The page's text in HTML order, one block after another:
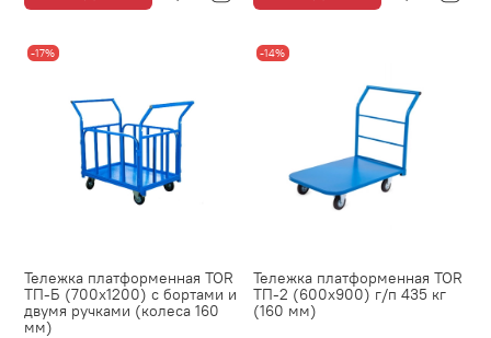
-17%
Тележка платформенная TOR
ТП-Б (700х1200) с бортами и
двумя ручками (колеса 160
мм)
-14%
Тележка платформенная TOR
ТП-2 (600х900) г/п 435 кг
(160 мм)